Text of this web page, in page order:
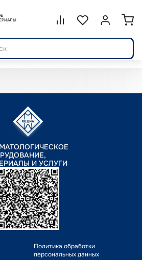
Сравнение.
СписокВойти или
И УСЛУГИ
Политика обработки
персональных данных